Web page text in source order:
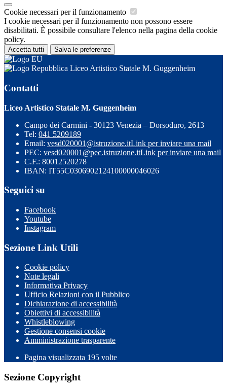
Cookie necessari per il funzionamento
I cookie necessari per il funzionamento non possono essere
disabilitati. È possibile consultare l'elenco nella pagina della cookie
policy.
Accetta tutti Salva le preferenze
Liceo Artistico Statale M. Guggenheim
Contatti
Liceo Artistico Statale M. Guggenheim
Campo dei Carmini - 30123 Venezia – Dorsoduro, 2613
Tel: 041 5209189
Email: vesd020001@istruzione.itLink per inviare una mail
PEC: vesd020001@pec.istruzione.itLink per inviare una mail
C.F.: 80012520278
IBAN: IT55C0306902124100000046026
Seguici su
Facebook
Youtube
Instagram
Sezione Link Utili
Cookie policy
Note legali
Informativa Privacy
Ufficio Relazioni con il Pubblico
Dichiarazione di accessibilità
Obiettivi di accessibilità
Whistleblowing
Gestione consensi cookie
Amministrazione trasparente
Pagina visualizzata 195 volte
Sezione Copyright